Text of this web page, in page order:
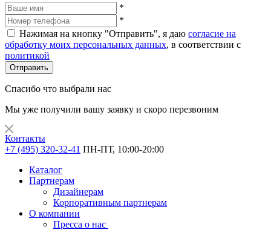
*
*
Нажимая на кнопку "Отправить", я даю согласие на
обработку моих персональных данных, в соответствии с
политикой
Отправить
Спасибо что выбрали нас
Мы уже получили вашу заявку и скоро перезвоним
Контакты
+7 (495) 320-32-41 ПН-ПТ, 10:00-20:00
Каталог
Партнерам
Дизайнерам
Корпоративным партнерам
О компании
Пресса о нас